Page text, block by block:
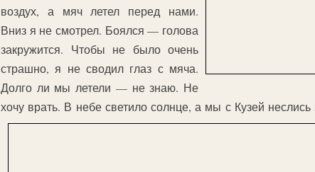
воздух, а мяч летел перед нами.
Вниз я не смотрел. Боялся — голова
закружится. Чтобы не было очень
страшно, я не сводил глаз с мяча.
Долго ли мы летели — не знаю. Не
хочу врать. В небе светило солнце, а мы с Кузей